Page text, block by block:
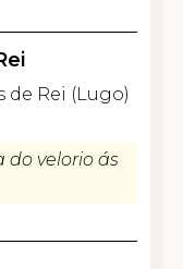
de Rei (Lugo)
do velorio ás